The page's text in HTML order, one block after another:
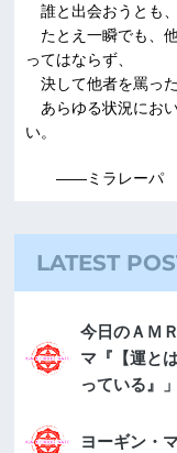
誰と出会おうとも
たとえ一瞬でも、
ってはならず、
決して他者を罵っ
あらゆる状況にお
い。
――ミラレーパ
LATEST
今日のＡＭ
マ『【運と
っている』」
ヨーギン・